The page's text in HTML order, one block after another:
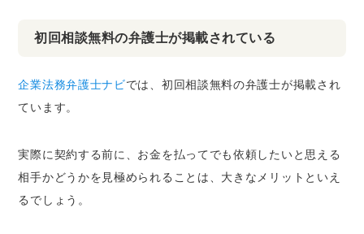
初回相談無料の弁護士が掲載されている
企業法務弁護士ナビでは、初回相談無料の弁護士が掲載され
ています。
実際に契約する前に、お金を払ってでも依頼したいと思える
相手かどうかを見極められることは、大きなメリットといえ
るでしょう。